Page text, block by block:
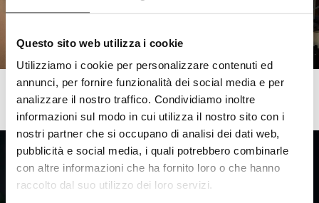
Questo sito web utilizza i cookie
Utilizziamo i cookie per personalizzare contenuti ed
annunci, per fornire funzionalità dei social media e per
analizzare il nostro traffico. Condividiamo inoltre
informazioni sul modo in cui utilizza il nostro sito con i
nostri partner che si occupano di analisi dei dati web,
pubblicità e social media, i quali potrebbero combinarle
con altre informazioni che ha fornito loro o che hanno
raccolto dal suo utilizzo dei loro servizi.
Le Prandine . FinecoBank
The Pleasure of Excellence